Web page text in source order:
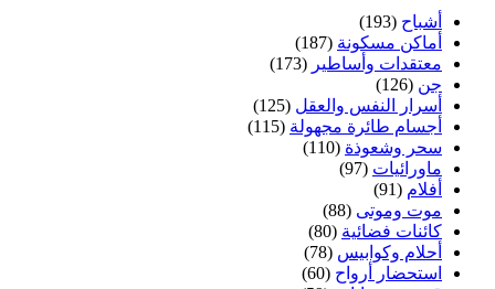
أشباح (193)
أماكن مسكونة (187)
معتقدات وأساطير (173)
جن (126)
أسرار النفس والعقل (125)
أجسام طائرة مجهولة (115)
سحر وشعوذة (110)
ماورائيات (97)
أفلام (91)
موت وموتى (88)
كائنات فضائية (80)
أحلام وكوابيس (78)
استحضار أرواح (60)